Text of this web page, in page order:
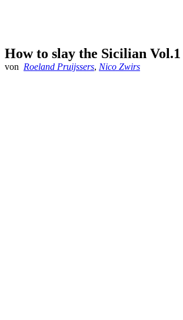
How to slay the Sicilian Vol.1
von Roeland Pruijssers, Nico Zwirs